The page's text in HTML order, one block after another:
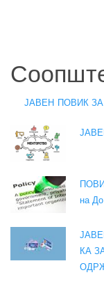
ЈАВЕН ПОВИК
на
КА